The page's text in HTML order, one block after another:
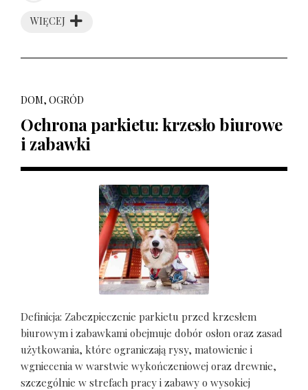
WIĘCEJ
DOM, OGRÓD
Ochrona parkietu: krzesło biurowe
i zabawki
Definicja: Zabezpieczenie parkietu przed krzesłem
biurowym i zabawkami obejmuje dobór osłon oraz zasad
użytkowania, które ograniczają rysy, matowienie i
wgniecenia w warstwie wykończeniowej oraz drewnie,
szczególnie w strefach pracy i zabawy o wysokiej